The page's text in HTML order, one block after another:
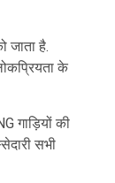
जाता है.
के
गाड़ियों की
सभी